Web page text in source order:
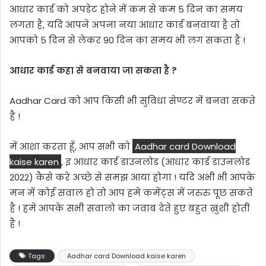
आधार कार्ड को अपडेट होने में कम से कम 5 दिन का समय
लगता है, यदि आपने अपना नया आधार कार्ड बनवाया है तो
आपको 5 दिन से लेकर 90 दिन का समय भी लग सकता है !
आधार कार्ड कहा से बनवाया जा सकता है ?
Aadhar Card को आप किसी भी सुविधा सेण्टर में बनवा सकते
है !
में आशा करता हूँ, आप सभी को Aadhar card Download
kaise karen , इ आधार कार्ड डाउनलोड (आधार कार्ड डाउनलोड
2022) कैसे करे अच्छे से समझ आया होगा ! यदि अभी भी आपके
मन में कोई सवाल हो तो आप हमे कमेंट्स में जरुरु पूछ सकते
है ! हमे आपके सभी सवालो का जवाब देते हुए बहुत ख़ुशी होती
है !
Tags
Aadhar card Download kaise karen